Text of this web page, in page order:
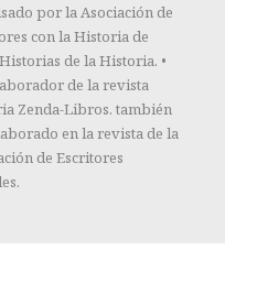
por la Asociación de
con la Historia de
de la Historia. •
de la revista
Zenda-Libros. también
en la revista de la
de Escritores